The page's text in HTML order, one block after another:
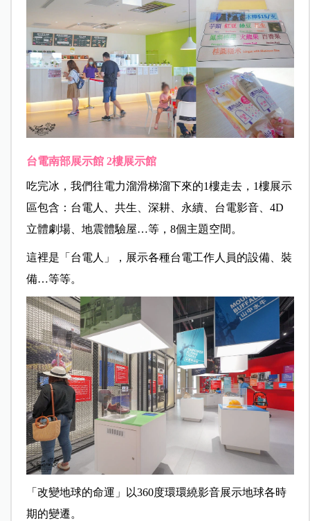
台電南部展示館 2樓展示館
吃完冰，我們往電力溜滑梯溜下來的1樓走去，1樓展示
區包含：台電人、共生、深耕、永續、台電影音、4D
立體劇場、地震體驗屋…等，8個主題空間。
這裡是「台電人」，展示各種台電工作人員的設備、裝
備…等等。
「改變地球的命運」以360度環環繞影音展示地球各時
期的變遷。